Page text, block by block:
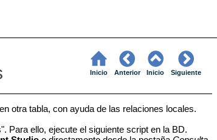
Inicio Anterior Inicio Siguiente
otra tabla, con ayuda de las relaciones locales.
Para ello, ejecute el siguiente script en la BD.